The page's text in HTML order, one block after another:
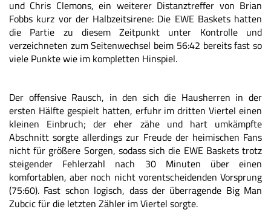
und Chris Clemons, ein weiterer Distanztreffer von Brian
Fobbs kurz vor der Halbzeitsirene: Die EWE Baskets hatten
die Partie zu diesem Zeitpunkt unter Kontrolle und
verzeichneten zum Seitenwechsel beim 56:42 bereits fast so
viele Punkte wie im kompletten Hinspiel.
Der offensive Rausch, in den sich die Hausherren in der
ersten Hälfte gespielt hatten, erfuhr im dritten Viertel einen
kleinen Einbruch; der eher zähe und hart umkämpfte
Abschnitt sorgte allerdings zur Freude der heimischen Fans
nicht für größere Sorgen, sodass sich die EWE Baskets trotz
steigender Fehlerzahl nach 30 Minuten über einen
komfortablen, aber noch nicht vorentscheidenden Vorsprung
(75:60). Fast schon logisch, dass der überragende Big Man
Zubcic für die letzten Zähler im Viertel sorgte.